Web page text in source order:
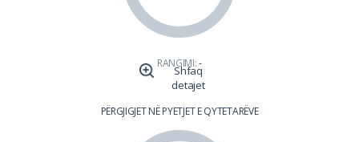
RANGIMI:-
Shfaq
detajet
PËRGJIGJET NË PYETJET E QYTETARËVE